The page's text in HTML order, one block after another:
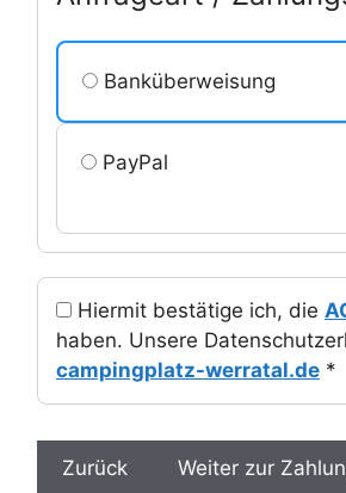
Banküberweisung
PayPal
Hiermit bestätige ich, die
haben. Unsere
campingplatz-werratal.de *